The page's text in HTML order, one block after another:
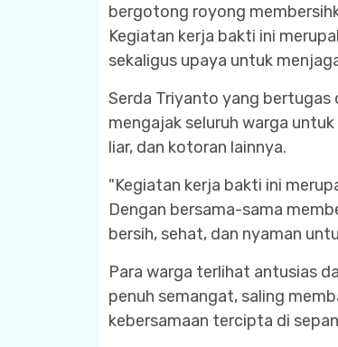
bergotong royong
Kegiatan kerja bakti ini
sekaligus upaya untuk
Serda Triyanto yang bertugas
mengajak seluruh warga
liar, dan kotoran lainnya.
"Kegiatan kerja bakti ini
Dengan bersama-sama
bersih, sehat, dan nyaman
Para warga terlihat antusias
penuh semangat, saling
kebersamaan tercipta di